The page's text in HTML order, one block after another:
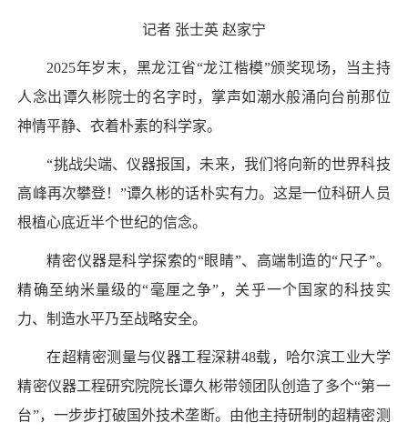
记者 张士英 赵家宁
2025年岁末，黑龙江省“龙江楷模”颁奖现场，当主持
人念出谭久彬院士的名字时，掌声如潮水般涌向台前那位
神情平静、衣着朴素的科学家。
“挑战尖端、仪器报国，未来，我们将向新的世界科技
高峰再次攀登！”谭久彬的话朴实有力。这是一位科研人员
根植心底近半个世纪的信念。
精密仪器是科学探索的“眼睛”、高端制造的“尺子”。
精确至纳米量级的“毫厘之争”，关乎一个国家的科技实
力、制造水平乃至战略安全。
在超精密测量与仪器工程深耕48载，哈尔滨工业大学
精密仪器工程研究院院长谭久彬带领团队创造了多个“第一
台”，一步步打破国外技术垄断。由他主持研制的超精密测